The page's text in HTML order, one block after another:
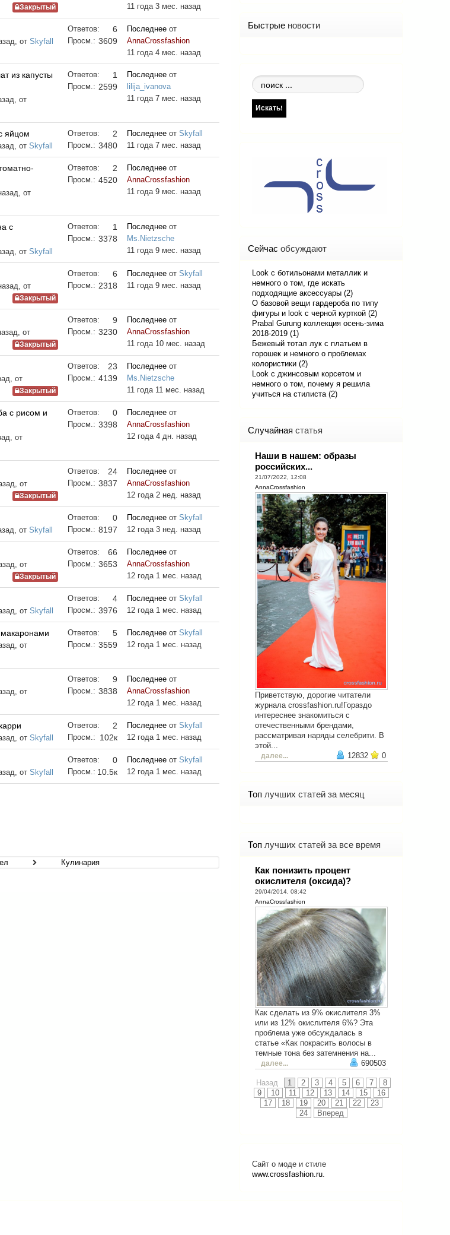
Закрытый
11 года 3 мес. назад
от Skyfall
Ответов: 6
Просм.: 3609
Последнее от
AnnaCrossfashion
11 года 4 мес. назад
из капусты
от
Ответов: 1
Просм.: 2599
Последнее от
lilija_ivanova
11 года 7 мес. назад
яйцом
от Skyfall
Ответов: 2
Просм.: 3480
Последнее от Skyfall
11 года 7 мес. назад
от
Ответов: 2
Просм.: 4520
Последнее от
AnnaCrossfashion
11 года 9 мес. назад
с
от Skyfall
Ответов: 1
Просм.: 3378
Последнее от
Ms.Nietzsche
11 года 9 мес. назад
от
Закрытый
Ответов: 6
Просм.: 2318
Последнее от Skyfall
11 года 9 мес. назад
от
Закрытый
Ответов: 9
Просм.: 3230
Последнее от
AnnaCrossfashion
11 года 10 мес. назад
от
Закрытый
Ответов: 23
Просм.: 4139
Последнее от
Ms.Nietzsche
11 года 11 мес. назад
с рисом и
от
Ответов: 0
Просм.: 3398
Последнее от
AnnaCrossfashion
12 года 4 дн. назад
от
Закрытый
Ответов: 24
Просм.: 3837
Последнее от
AnnaCrossfashion
12 года 2 нед. назад
от Skyfall
Ответов: 0
Просм.: 8197
Последнее от Skyfall
12 года 3 нед. назад
от
Закрытый
Ответов: 66
Просм.: 3653
Последнее от
AnnaCrossfashion
12 года 1 мес. назад
от Skyfall
Ответов: 4
Просм.: 3976
Последнее от Skyfall
12 года 1 мес. назад
от
Ответов: 5
Просм.: 3559
Последнее от Skyfall
12 года 1 мес. назад
от
Ответов: 9
Просм.: 3838
Последнее от
AnnaCrossfashion
12 года 1 мес. назад
от Skyfall
Ответов: 2
Просм.: 102к
Последнее от Skyfall
12 года 1 мес. назад
от Skyfall
Ответов: 0
Просм.: 10.5к
Последнее от Skyfall
12 года 1 мес. назад
Кулинария
Быстрые новости
Поиск
по
сайту
Искать!
Сейчас обсуждают
Look с ботильонами металлик и
немного о том, где искать
подходящие аксессуары (2)
О базовой вещи гардероба по типу
фигуры и look с черной курткой (2)
Prabal Gurung коллекция осень-зима
2018-2019 (1)
Бежевый тотал лук с платьем в
горошек и немного о проблемах
колористики (2)
Look с джинсовым корсетом и
немного о том, почему я решила
учиться на стилиста (2)
Случайная статья
Наши в нашем: образы
российских...
21/07/2022, 12:08
AnnaCrossfashion
Приветствую, дорогие читатели
журнала crossfashion.ru!Гораздо
интереснее знакомиться с
отечественными брендами,
рассматривая наряды селебрити. В
этой...
далее... 12832 0
Топ лучших статей за месяц
Топ лучших статей за все время
Как понизить процент
окислителя (оксида)?
29/04/2014, 08:42
AnnaCrossfashion
Как сделать из 9% окислителя 3%
или из 12% окислителя 6%? Эта
проблема уже обсуждалась в
статье «Как покрасить волосы в
темные тона без затемнения на...
далее... 690503
Назад 1 2 3 4 5 6 7
8
9
10 11 12 13 14 15
16
17
18 19 20 21 22
23
24
Вперед
Сайт о моде и стиле
www.crossfashion.ru